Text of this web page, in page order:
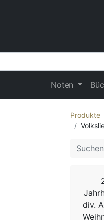
Noten
Produkte
div.